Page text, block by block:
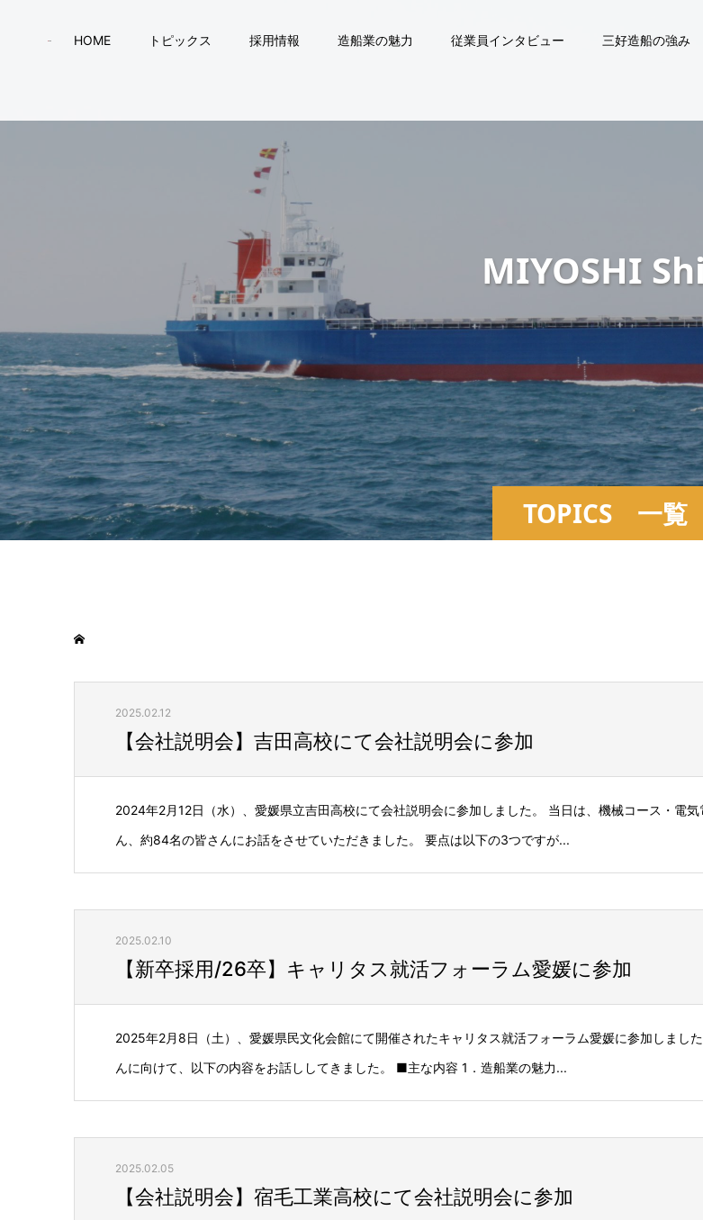
HOME トピックス 採用情報 造船業の魅力 従業員インタビュー 三好造船の強み
TOPICS 一覧
IYOSHIShip
2025.02.12
【会社説明会】吉田高校にて会社説明会に参加
2024年2月12日（水）、愛媛県立吉田高校にて会社説明会に参加しました。 当日は、機械コース・電
ん、約84名の皆さんにお話をさせていただきました。 要点は以下の3つですが...
2025.02.10
【新卒採用/26卒】キャリタス就活フォーラム愛媛に参加
2025年2月8日（土）、愛媛県民文化会館にて開催されたキャリタス就活フォーラム愛媛に参加しまし
んに向けて、以下の内容をお話ししてきました。 ■主な内容 1．造船業の魅力...
2025.02.05
【会社説明会】宿毛工業高校にて会社説明会に参加